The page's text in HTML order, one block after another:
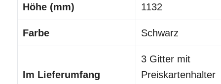
Höhe (mm) 1132
Farbe Schwarz
Im Lieferumfang
3 Gitter mit
Preiskartenhalter